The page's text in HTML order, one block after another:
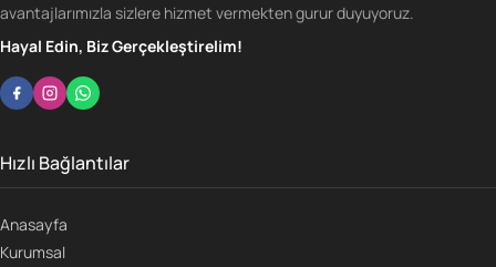
avantajlarımızla sizlere hizmet vermekten gurur duyuyoruz.
Hayal Edin, Biz Gerçekleştirelim!
Hızlı Bağlantılar
Anasayfa
Kurumsal